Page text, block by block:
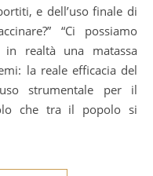
e dell’uso finale di
“Ci possiamo
in realtà una matassa
la reale efficacia del
strumentale per il
che tra il popolo si